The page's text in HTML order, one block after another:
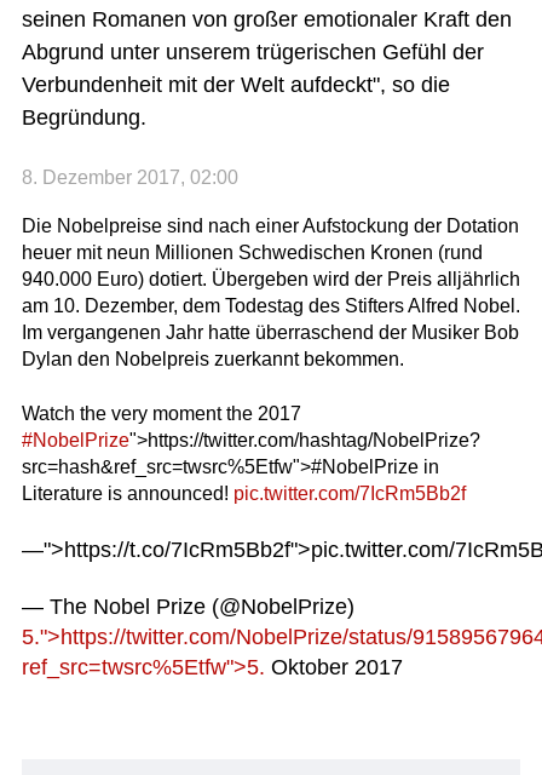
seinen Romanen von großer emotionaler Kraft den
Abgrund unter unserem trügerischen Gefühl der
Verbundenheit mit der Welt aufdeckt", so die
Begründung.
8. Dezember 2017, 02:00
Die Nobelpreise sind nach einer Aufstockung der Dotation
heuer mit neun Millionen Schwedischen Kronen (rund
940.000 Euro) dotiert. Übergeben wird der Preis alljährlich
am 10. Dezember, dem Todestag des Stifters Alfred Nobel.
Im vergangenen Jahr hatte überraschend der Musiker Bob
Dylan den Nobelpreis zuerkannt bekommen.
Watch the very moment the 2017
#NobelPrize">https://twitter.com/hashtag/NobelPrize?
src=hash&ref_src=twsrc%5Etfw">#NobelPrize in
Literature is announced! pic.twitter.com/7IcRm5Bb2f
—">https://t.co/7IcRm5Bb2f">pic.twitter.com/
— The Nobel Prize (@NobelPrize)
5.">https://twitter.com/NobelPrize/status/
ref_src=twsrc%5Etfw">5. Oktober 2017